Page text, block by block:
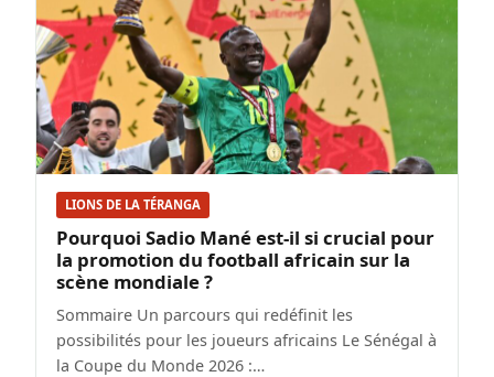
LIONS DE LA TÉRANGA
Pourquoi Sadio Mané est-il si crucial pour
la promotion du football africain sur la
scène mondiale ?
Sommaire Un parcours qui redéfinit les
possibilités pour les joueurs africains Le Sénégal à
la Coupe du Monde 2026 :…